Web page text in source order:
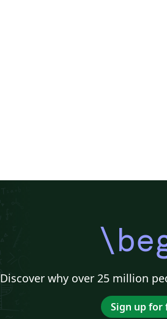
Discover why over 25 million
Sign up for